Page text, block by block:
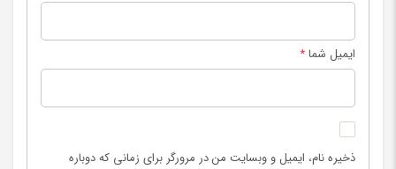
ایمیل شما*
ذخیره نام، ایمیل و وبسایت من در مرورگر برای زمانی که دوباره